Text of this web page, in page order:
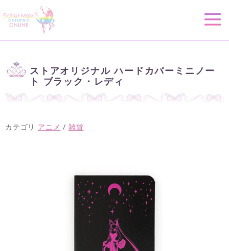
ストアオリジナル ハードカバーミニノー
ト ブラック・レディ
カテゴリ アニメ / 雑貨